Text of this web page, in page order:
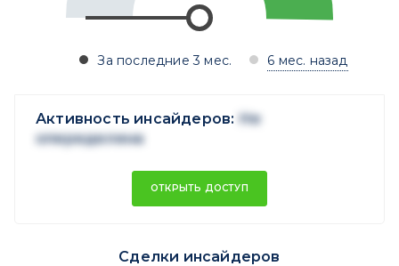
За последние 3 мес. 6 мес. назад
Активность инсайдеров: Не
опеределена
ОТКРЫТЬ ДОСТУП
Сделки инсайдеров